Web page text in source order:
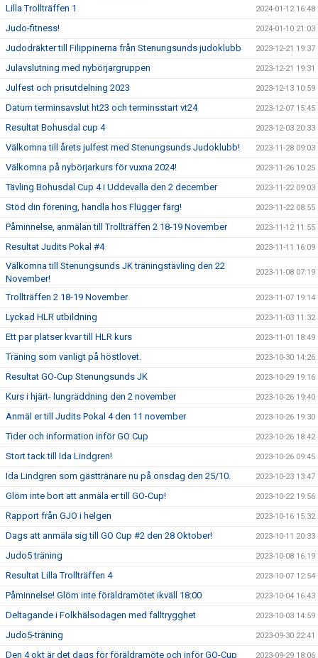
Lilla Trollträffen 1 2024-01-12 16:48
Judo-fitness! 2024-01-10 21:03
Judodräkter till Filippinerna från Stenungsunds judoklubb 2023-12-21 19:37
Julavslutning med nybörjargruppen 2023-12-21 19:31
Julfest och prisutdelning 2023 2023-12-13 10:59
Datum terminsavslut ht23 och terminsstart vt24 2023-12-07 15:45
Resultat Bohusdal cup 4 2023-12-03 20:33
Välkomna till årets julfest med Stenungsunds Judoklubb! 2023-11-28 09:03
Välkomna på nybörjarkurs för vuxna 2024! 2023-11-26 10:25
Tävling Bohusdal Cup 4 i Uddevalla den 2 december 2023-11-22 09:03
Stöd din förening, handla hos Flügger färg! 2023-11-22 08:55
Påminnelse, anmälan till Trollträffen 2 18-19 November 2023-11-12 11:55
Resultat Judits Pokal #4 2023-11-11 16:09
Välkomna till Stenungsunds JK träningstävling den 22
November!
2023-11-08 07:19
Trollträffen 2 18-19 November 2023-11-07 19:14
Lyckad HLR utbildning 2023-11-03 11:32
Ett par platser kvar till HLR kurs 2023-11-01 18:49
Träning som vanligt på höstlovet. 2023-10-30 14:26
Resultat GO-Cup Stenungsunds JK 2023-10-29 19:16
Kurs i hjärt- lungräddning den 2 november 2023-10-26 19:40
Anmäl er till Judits Pokal 4 den 11 november 2023-10-26 19:30
Tider och information inför GO Cup 2023-10-26 18:42
Stort tack till Ida Lindgren! 2023-10-26 09:45
Ida Lindgren som gästtränare nu på onsdag den 25/10. 2023-10-23 13:47
Glöm inte bort att anmäla er till GO-Cup! 2023-10-22 19:56
Rapport från GJO i helgen 2023-10-16 15:32
Dags att anmäla sig till GO Cup #2 den 28 Oktober! 2023-10-11 20:33
Judo5 träning 2023-10-08 16:19
Resultat Lilla Trollträffen 4 2023-10-07 12:54
Påminnelse! Glöm inte föräldramötet ikväll 18:00 2023-10-04 16:43
Deltagande i Folkhälsodagen med falltrygghet 2023-10-03 14:59
Judo5-träning 2023-09-30 22:41
Den 4 okt är det dags för föräldramöte och inför GO-Cup 2023-09-29 18:06